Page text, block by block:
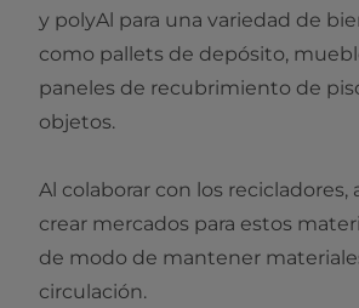
y polyAl para una variedad de
como pallets de depósito,
paneles de recubrimiento de
objetos.
Al colaborar con los recicladores,
crear mercados para estos
de modo de mantener
circulación.